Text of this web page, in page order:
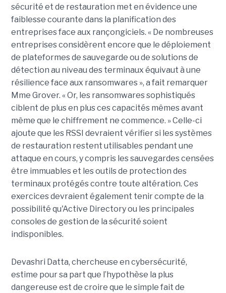
sécurité et de restauration met en évidence une
faiblesse courante dans la planification des
entreprises face aux rançongiciels. « De nombreuses
entreprises considèrent encore que le déploiement
de plateformes de sauvegarde ou de solutions de
détection au niveau des terminaux équivaut à une
résilience face aux ransomwares », a fait remarquer
Mme Grover. « Or, les ransomwares sophistiqués
ciblent de plus en plus ces capacités mêmes avant
même que le chiffrement ne commence. » Celle-ci
ajoute que les RSSI devraient vérifier si les systèmes
de restauration restent utilisables pendant une
attaque en cours, y compris les sauvegardes censées
être immuables et les outils de protection des
terminaux protégés contre toute altération. Ces
exercices devraient également tenir compte de la
possibilité qu'Active Directory ou les principales
consoles de gestion de la sécurité soient
indisponibles.
Devashri Datta, chercheuse en cybersécurité,
estime pour sa part que l’hypothèse la plus
dangereuse est de croire que le simple fait de